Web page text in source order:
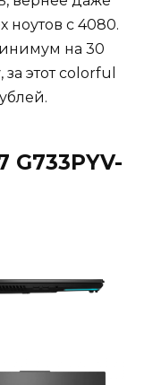
ноутов с 4080.
на 30
этот colorful
G733PYV-